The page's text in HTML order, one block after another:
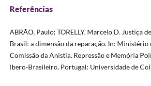
Referências
ABRÃO, Paulo; TORELLY, Marcelo D. Justiça
Brasil: a dimensão da reparação. In: Ministério
Comissão da Anistia. Repressão e Memória
Ibero-Brasileiro. Portugal: Universidade de